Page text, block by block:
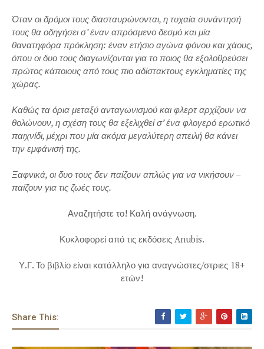
Όταν οι δρόμοι τους διασταυρώνονται, η τυχαία συνάντησή
τους θα οδηγήσει σ’ έναν απρόσμενο δεσμό και μία
θανατηφόρα πρόκληση: έναν ετήσιο αγώνα φόνου και χάους,
όπου οι δυο τους διαγωνίζονται για το ποιος θα εξολοθρεύσει
πρώτος κάποιους από τους πιο αδίστακτους εγκληματίες της
χώρας.
Καθώς τα όρια μεταξύ ανταγωνισμού και φλερτ αρχίζουν να
θολώνουν, η σχέση τους θα εξελιχθεί σ’ ένα φλογερό ερωτικό
παιχνίδι, μέχρι που μία ακόμα μεγαλύτερη απειλή θα κάνει
την εμφάνισή της.
Ξαφνικά, οι δυο τους δεν παίζουν απλώς για να νικήσουν –
παίζουν για τις ζωές τους.
Αναζητήστε το! Καλή ανάγνωση.
Κυκλοφορεί από τις εκδόσεις Anubis.
Υ.Γ. Το βιβλίο είναι κατάλληλο για αναγνώστες/στριες 18+
ετών!
Share This: